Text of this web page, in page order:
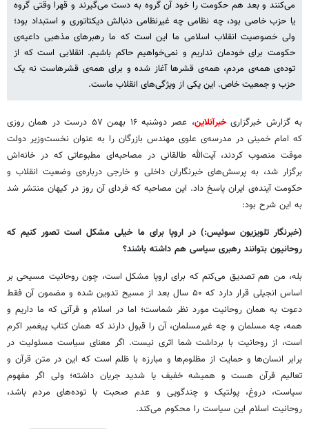
می‌کنند و بعد هم حکومت را خود آن گروه به دست می‌گیرند و قهرا وقتی گروه
یا حزب خاصی بود، چه نظامی چه غیرنظامی دنبالش دیکتاتوری و استبداد بود؛
ولی خصوصیت انقلاب اسلامی ما این است که ما رهبرهای مذهبی داعیه‌ی
حکومت برای خودمان نداریم و نمی‌خواهیم حاکم باشیم. انقلابی است که از
توده‌ی همه‌ی مردم، همه‌ی قشرها آغاز شده و برای همه‌ی قشرهاست نه یک
حزب و جمعیت خاص. این یکی از ویژگی‌های انقلاب ماست.
به گزارش خبرگزاریخبرآنلاین
، عصر دوشنبه ۱۶ بهمن ۵۷ درست در همان روزی
که امام خمینی در مدرسه‌ی علوی مهندس بازرگان را به عنوان نخست‌وزیر دولت
موقت منصوب کردند، آیت‌الله طالقانی در مصاحبه‌ای مطبوعاتی که در خانه‌اش
برگزار شد، به پرسش‌های خبرنگاران داخلی و خارجی درباره‌ی وضعیت انقلاب و
حکومت آینده‌ی ایران پاسخ داد. این مصاحبه که فردای آن روز در کیهان منتشر شد
به این شرح بود:
(خبرنگار تلویزیون سوئیس:) در اروپا برای ما خیلی مشکل است تصور کنیم که
روحانیون بتوانند رهبری سیاسی هم داشته باشند؟
بله، من هم تصدیق می‌کنم که برای اروپا مشکل است، چون روحانیت مسیحی بر
اساس انجیلی قرار دارد که ۵۰ سال بعد از مسیح تدوین شده و مضمون آن فقط
دعوت به همان روحانیت مورد نظر شماست؛ اما در اسلام و قرآنی که ما داریم و
همه، چه مسلمان و چه غیرمسلمان، آن را قبول دارند که همان کتاب پیغمبر اکرم
است،‌ از روحانیت با برداشت شما اثری نیست. اگر معنای سیاست مسئولیت در
برابر انسان‌ها و حمایت از مظلوم‌ها و مبارزه با ظلم است که این در متن قرآن و
تعالیم قرآن هست و همیشه خفیف یا شدید جریان داشته؛ ولی اگر مفهوم
سیاست، دروغ، پولتیک و چندگویی و عدم صحبت با توده‌های مردم باشد،
روحانیت اسلام این سیاست را محکوم می‌کند.